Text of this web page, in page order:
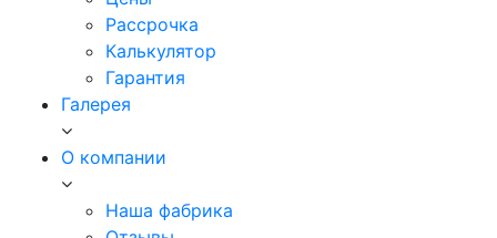
Рассрочка
Калькулятор
Гарантия
Галерея
О компании
Наша фабрика